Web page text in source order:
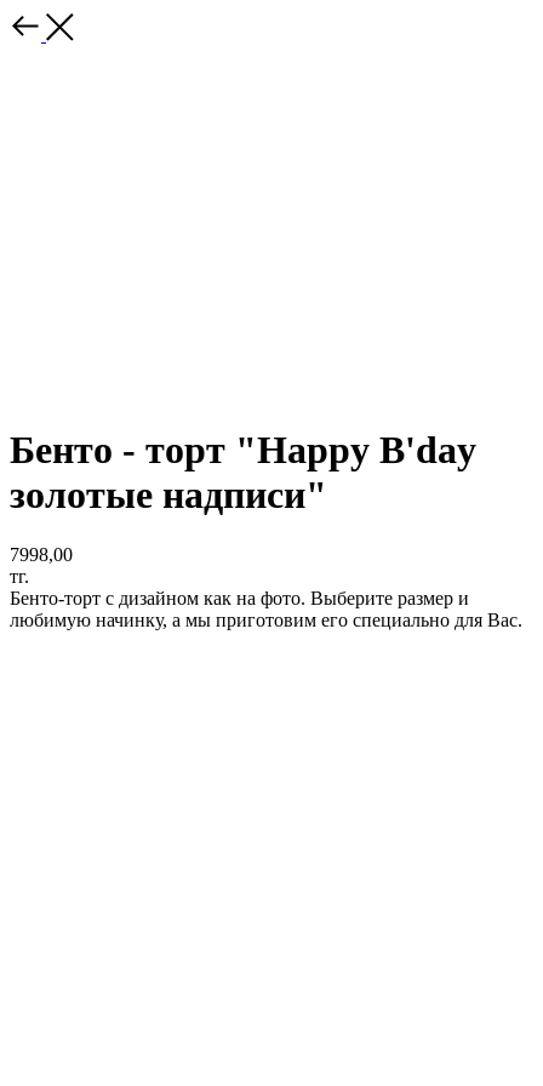
Бенто - торт "Happy B'day
золотые надписи"
7998,00
тг.
Бенто-торт с дизайном как на фото. Выберите размер и
любимую начинку, а мы приготовим его специально для Вас.